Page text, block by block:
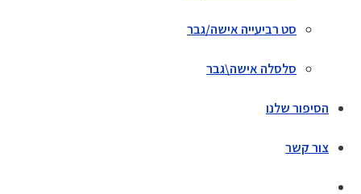
סט רביעייה אישה/גבר
סלסלה אישה\גבר
הסיפור שלנו
צור קשר